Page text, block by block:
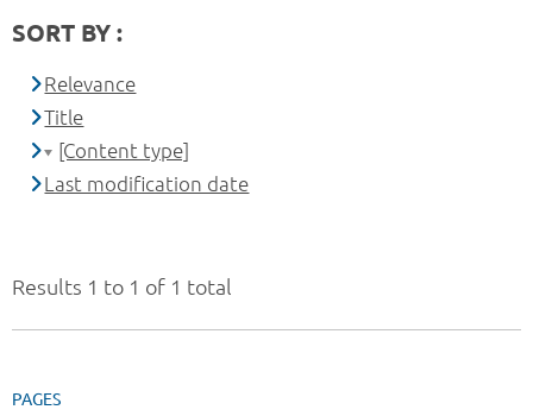
Results 1 to 1 of 1 total
PAGES
SORT BY :
Relevance
Title
[Content type]
Last modification date